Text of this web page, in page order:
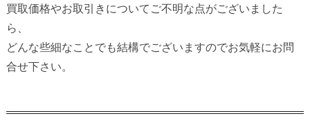
買取価格やお取引きについてご不明な点がございました
ら、
どんな些細なことでも結構でございますのでお気軽にお問
合せ下さい。